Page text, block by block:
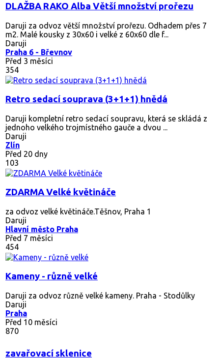
DLAŽBA RAKO Alba Větší množství prořezu
Daruji za odvoz větší množství prořezu. Odhadem přes 7
m2. Malé kousky z 30x60 i velké z 60x60 dle f...
Daruji
Praha 6 - Břevnov
Před 3 měsíci
354
Retro sedací souprava (3+1+1) hnědá
Daruji kompletní retro sedací soupravu, která se skládá z
jednoho velkého trojmístného gauče a dvou ...
Daruji
Zlín
Před 20 dny
103
ZDARMA Velké květináče
za odvoz velké květináče.Těšnov, Praha 1
Daruji
Hlavní město Praha
Před 7 měsíci
454
Kameny - různě velké
Daruji za odvoz různě velké kameny. Praha - Stodůlky
Daruji
Praha
Před 10 měsíci
870
zavařovací sklenice